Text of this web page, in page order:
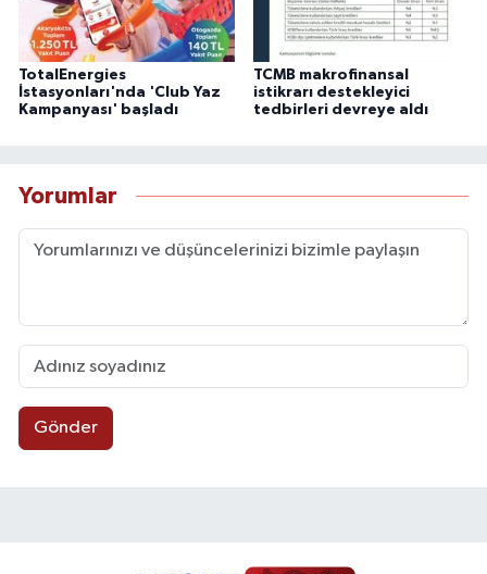
TotalEnergies
İstasyonları'nda 'Club Yaz
Kampanyası' başladı
TCMB makrofinansal
istikrarı destekleyici
tedbirleri devreye aldı
Yorumlar
Gönder